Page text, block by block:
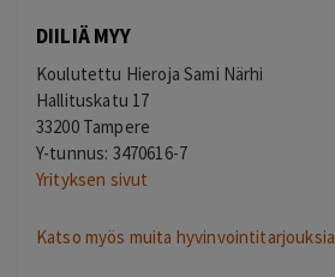
DIILIÄ MYY
Koulutettu Hieroja Sami Närhi
Hallituskatu 17
33200 Tampere
Y-tunnus: 3470616-7
Yrityksen sivut
Katso myös muita hyvinvointitarjouksia